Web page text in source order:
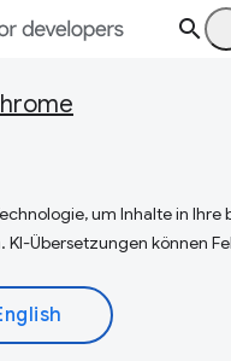
um Inhalte in Ihre
KI-Übersetzungen können